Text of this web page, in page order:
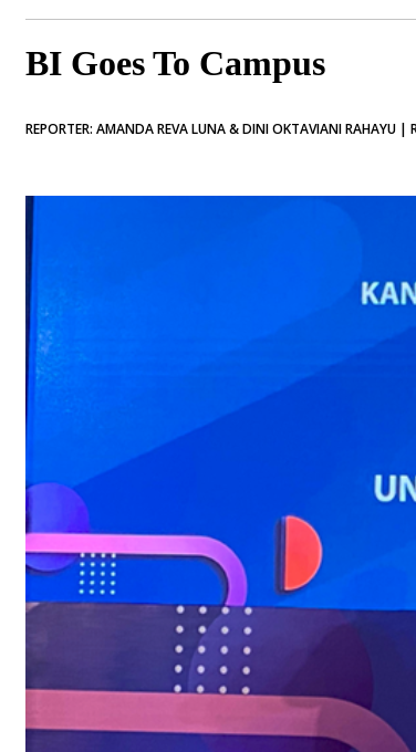
BI Goes To Campus
REPORTER: AMANDA REVA LUNA & DINI OKTAVIANI RAHAYU